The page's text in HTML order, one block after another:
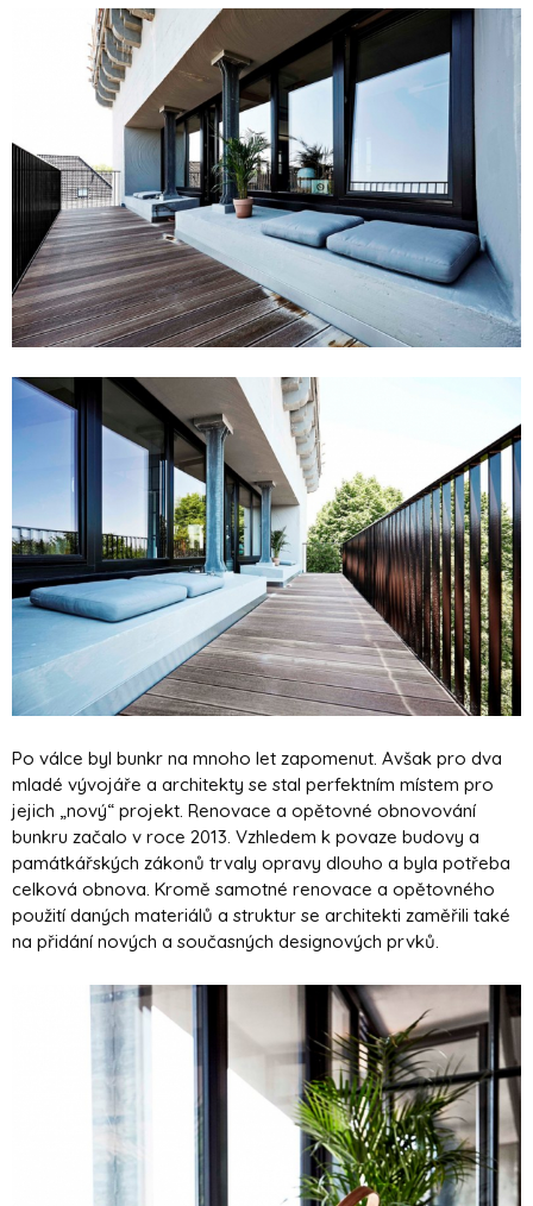
Po válce byl bunkr na mnoho let zapomenut. Avšak pro dva
mladé vývojáře a architekty se stal perfektním místem pro
jejich „nový“ projekt. Renovace a opětovné obnovování
bunkru začalo v roce 2013. Vzhledem k povaze budovy a
památkářských zákonů trvaly opravy dlouho a byla potřeba
celková obnova. Kromě samotné renovace a opětovného
použití daných materiálů a struktur se architekti zaměřili také
na přidání nových a současných designových prvků.